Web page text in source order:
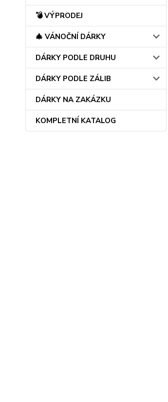
💣 VÝPRODEJ
🎄 VÁNOČNÍ DÁRKY
DÁRKY PODLE DRUHU
DÁRKY PODLE ZÁLIB
DÁRKY NA ZAKÁZKU
KOMPLETNÍ KATALOG